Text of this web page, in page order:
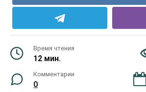
Время чтения
12 мин.
Комментарии
0